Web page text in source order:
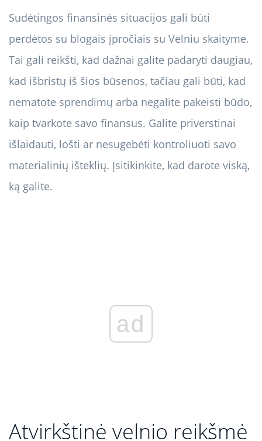
Sudėtingos finansinės situacijos gali būti
perdėtos su blogais įpročiais su Velniu skaityme.
Tai gali reikšti, kad dažnai galite padaryti daugiau,
kad išbristų iš šios būsenos, tačiau gali būti, kad
nematote sprendimų arba negalite pakeisti būdo,
kaip tvarkote savo finansus. Galite priverstinai
išlaidauti, lošti ar nesugebėti kontroliuoti savo
materialinių išteklių. Įsitikinkite, kad darote viską,
ką galite.
ad
Atvirkštinė velnio reikšmė